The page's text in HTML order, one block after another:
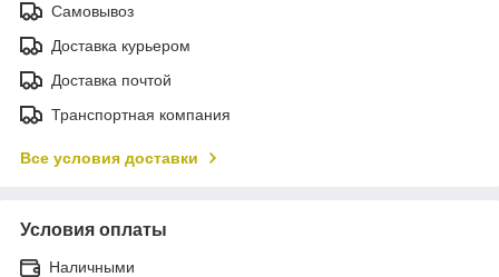
Самовывоз
Доставка курьером
Доставка почтой
Транспортная компания
Все условия доставки
Условия оплаты
Наличными